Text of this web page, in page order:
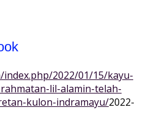
2022/01/15/kayu-
lil-alamin-telah-
kulon-indramayu/2022-